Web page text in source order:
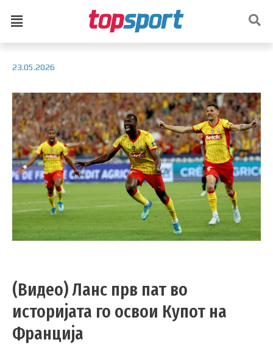
23.05.2026
(Видео) Ланс прв пат во
историјата го освои Купот на
Франција